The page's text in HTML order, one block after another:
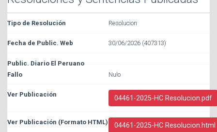
Resolucion
30/06/2026 (407313)
Nulo
04461-2025-HC Resolucion.pdf
04461-2025-HC Resolucion.html